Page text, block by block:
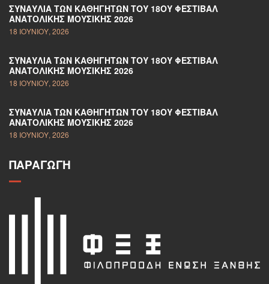
ΣΥΝΑΥΛΊΑ ΤΩΝ ΚΑΘΗΓΗΤΏΝ ΤΟΥ 18ΟΥ ΦΕΣΤΙΒΆΛ
ΑΝΑΤΟΛΙΚΉΣ ΜΟΥΣΙΚΉΣ 2026
18 ΙΟΥΝΊΟΥ, 2026
ΣΥΝΑΥΛΊΑ ΤΩΝ ΚΑΘΗΓΗΤΏΝ ΤΟΥ 18ΟΥ ΦΕΣΤΙΒΆΛ
ΑΝΑΤΟΛΙΚΉΣ ΜΟΥΣΙΚΉΣ 2026
18 ΙΟΥΝΊΟΥ, 2026
ΣΥΝΑΥΛΊΑ ΤΩΝ ΚΑΘΗΓΗΤΏΝ ΤΟΥ 18ΟΥ ΦΕΣΤΙΒΆΛ
ΑΝΑΤΟΛΙΚΉΣ ΜΟΥΣΙΚΉΣ 2026
18 ΙΟΥΝΊΟΥ, 2026
ΠΑΡΑΓΩΓΉ